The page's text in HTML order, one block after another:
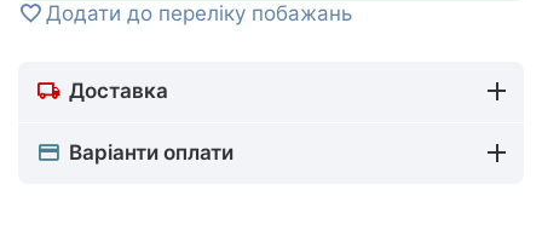
Додати до переліку побажань
Доставка
Варіанти оплати